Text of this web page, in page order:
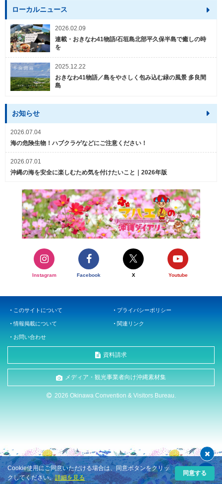
ローカルニュース
2026.02.09
連載・おきなわ41物語/石垣島北部平久保半島で癒しの時
を
2025.12.22
おきなわ41物語／島をやさしく包み込む緑の風景 多良間
島
お知らせ
2026.07.04
海の危険生物！ハブクラゲなどにご注意ください！
2026.07.01
沖縄の海を安全に楽しむため気を付けたいこと｜2026年版
Instagram Facebook X Youtube
このサイトについて プライバシーポリシー
情報掲載について 関連リンク
お問い合わせ
資料請求
メディア・観光事業者向け沖縄素材集
2026 Okinawa Convention & Visitors Bureau.
Cookie使用にご同意いただける場合は、同意ボタンをクリッ
クしてください。詳細を見る
同意する